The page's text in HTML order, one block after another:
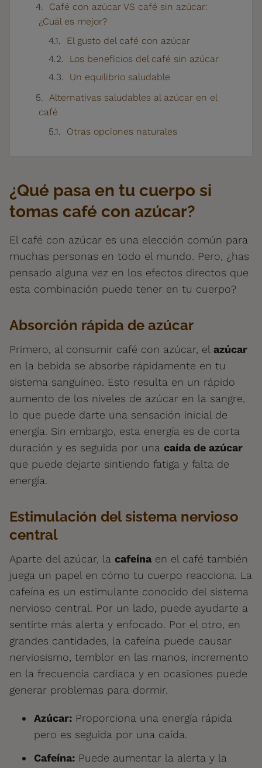
Café con azúcar VS café sin azúcar:
¿Cuál es mejor?
El gusto del café con azúcar
Los beneficios del café sin azúcar
Un equilibrio saludable
Alternativas saludables al azúcar en el
café
Otras opciones naturales
¿Qué pasa en tu cuerpo si
tomas café con azúcar?
El café con azúcar es una elección común para
muchas personas en todo el mundo. Pero, ¿has
pensado alguna vez en los efectos directos que
esta combinación puede tener en tu cuerpo?
Absorción rápida de azúcar
Primero, al consumir café con azúcar, el azúcar
en la bebida se absorbe rápidamente en tu
sistema sanguíneo. Esto resulta en un rápido
aumento de los niveles de azúcar en la sangre,
lo que puede darte una sensación inicial de
energía. Sin embargo, esta energía es de corta
duración y es seguida por una caída de azúcar
que puede dejarte sintiendo fatiga y falta de
energía.
Estimulación del sistema nervioso
central
Aparte del azúcar, la cafeína en el café también
juega un papel en cómo tu cuerpo reacciona. La
cafeína es un estimulante conocido del sistema
nervioso central. Por un lado, puede ayudarte a
sentirte más alerta y enfocado. Por el otro, en
grandes cantidades, la cafeína puede causar
nerviosismo, temblor en las manos, incremento
en la frecuencia cardiaca y en ocasiones puede
generar problemas para dormir.
Azúcar: Proporciona una energía rápida
pero es seguida por una caída.
Cafeína: Puede aumentar la alerta y la